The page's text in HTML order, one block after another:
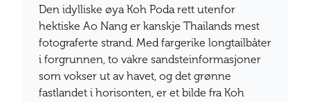
Den idylliske øya Koh Poda rett utenfor
hektiske Ao Nang er kanskje Thailands mest
fotograferte strand. Med fargerike longtailbåter
i forgrunnen, to vakre sandsteinformasjoner
som vokser ut av havet, og det grønne
fastlandet i horisonten, er et bilde fra Koh